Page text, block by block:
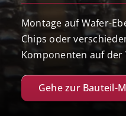
Montage auf Wafer-
Chips oder
Komponenten auf der
Gehe zur Bauteil-